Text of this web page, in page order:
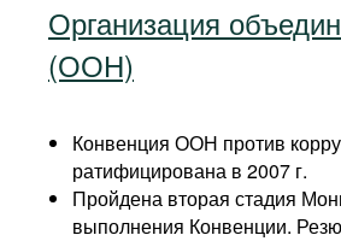
Организация
(ООН)
Конвенция ООН против
ратифицирована в 2007 г.
Пройдена вторая стадия
выполнения Конвенции.